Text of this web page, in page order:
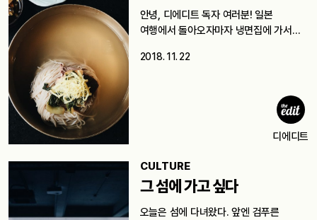
안녕, 디에디트 독자 여러분! 일본
여행에서 돌아오자마자 냉면집에 가서
2018. 11. 22
디에디트
CULTURE
그 섬에 가고 싶다
오늘은 섬에 다녀왔다. 앞엔 검푸른